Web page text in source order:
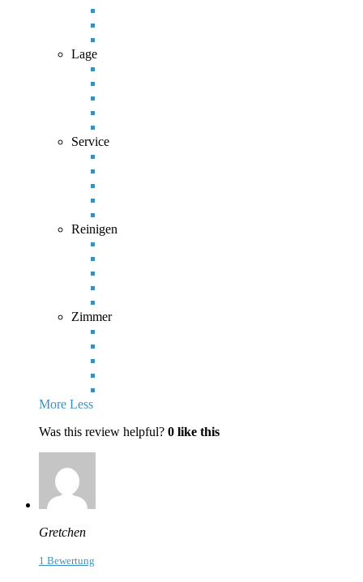
Lage
Service
Reinigen
Zimmer
More Less
Was this review helpful? 0 like this
Gretchen
1 Bewertung